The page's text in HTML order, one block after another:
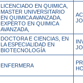
LICENCIADO EN QUIMICA,
MASTER UNIVERSITARIO
EN QUIMICA AVANZADA,
EXPERTO EN QUIMICA
AVANZADA,
DOCTORA E CIENCIAS, EN
LA ESPECIALIDAD EN
BIOTECNOLOGÍA
ENFERMERA